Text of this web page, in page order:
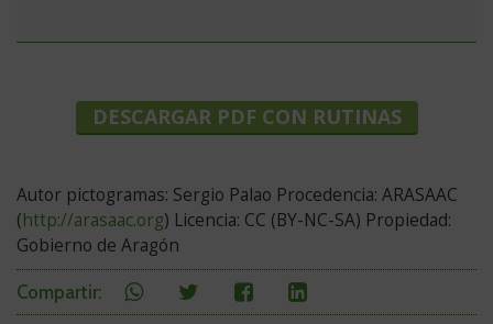
completaDESCARGAR PDF CON RUTINAS
Autor pictogramas: Sergio Palao Procedencia: ARASAAC
(http://arasaac.org) Licencia: CC (BY-NC-SA) Propiedad:
Gobierno de Aragón
Compartiren
redes
:
CompartirCompartir
CompartirCompartir